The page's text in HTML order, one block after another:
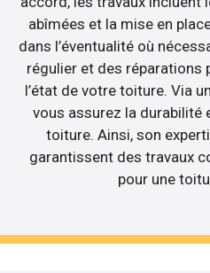
abîmées et la mise en
dans l’éventualité où
régulier et des réparations
l’état de votre toiture. Via
vous assurez la durabilité
toiture. Ainsi, son
garantissent des travaux
pour une